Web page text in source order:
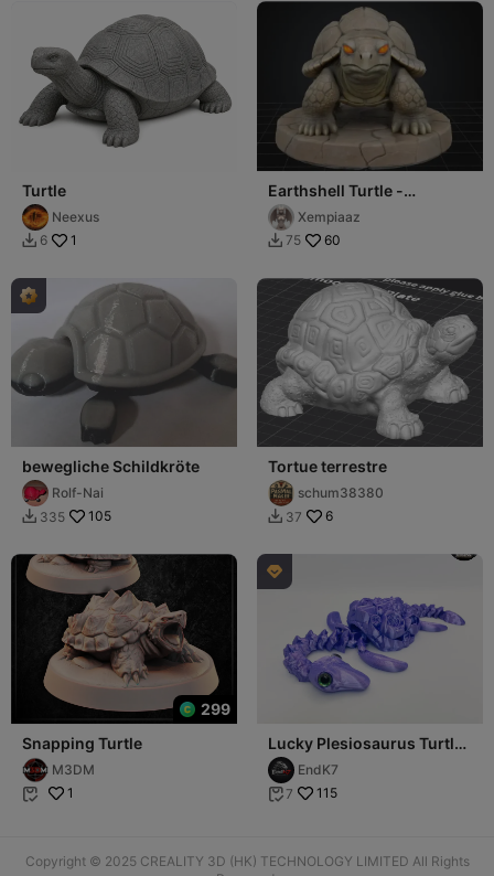
Turtle
Neexus
 6 1
Earthshell Turtle -
Xempiaaz
Xempiaaz
 75 60
bewegliche Schildkröte
Rolf-Nai
 335 105
Tortue terrestre
schum38380
 37 6
299
Snapping Turtle
M3DM
 1

Lucky Plesiosaurus Turtle
- Swappable Shell -
Articulated
EndK7
 7 115
Copyright © 2025 CREALITY 3D (HK) TECHNOLOGY LIMITED All Rights